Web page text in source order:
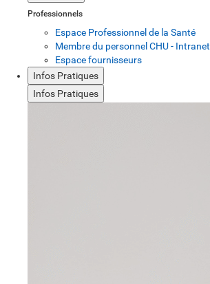
Professionnels
Espace Professionnel de la Santé
Membre du personnel CHU - Intranet
Espace fournisseurs
Infos Pratiques
Infos Pratiques